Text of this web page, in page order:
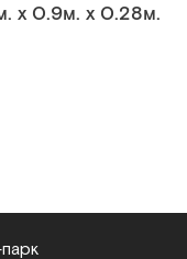
x 0.9м. x 0.28м.